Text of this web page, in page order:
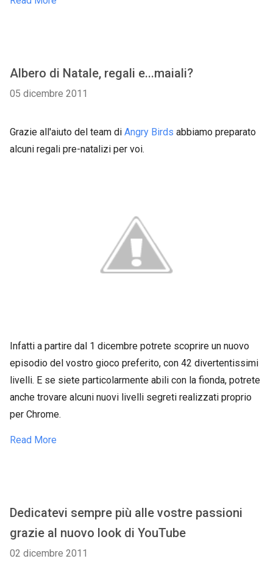
Albero di Natale, regali e...maiali?
05 dicembre 2011
Grazie all'aiuto del team di Angry Birds abbiamo preparato
alcuni regali pre-natalizi per voi.
Infatti a partire dal 1 dicembre potrete scoprire un nuovo
episodio del vostro gioco preferito, con 42 divertentissimi
livelli. E se siete particolarmente abili con la fionda, potrete
anche trovare alcuni nuovi livelli segreti realizzati proprio
per Chrome.
Read More
Dedicatevi sempre più alle vostre passioni
grazie al nuovo look di YouTube
02 dicembre 2011